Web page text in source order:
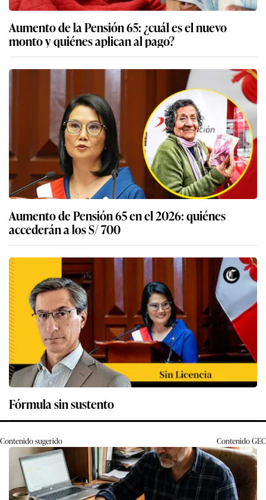
Aumento de la Pensión 65: ¿cuál es el nuevo
monto y quiénes aplican al pago?
Aumento de Pensión 65 en el 2026: quiénes
accederán a los S/ 700
Fórmula sin sustento
Contenido sugerido ContenidoGEC